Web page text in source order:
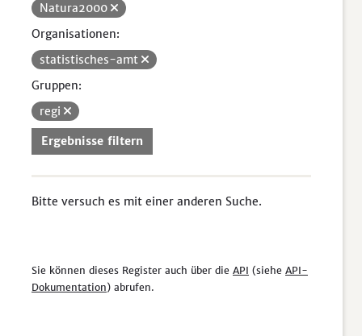
Natura2000
Organisationen:
statistisches-amt
Gruppen:
regi
Ergebnisse filtern
Bitte versuch es mit einer anderen Suche.
Sie können dieses Register auch über die API (siehe API-
Dokumentation) abrufen.